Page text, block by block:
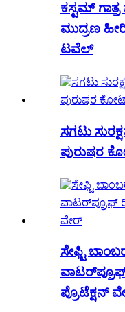
ಕಸ್ಟಮ್
ಮುದ್ರಣ
ಟವೆಲ್
ಸಗಟು
ಪುರುಷರ
ಸೇಫ್ಟಿ
ಪ್ರೊಟೆಕ್ಷನ್